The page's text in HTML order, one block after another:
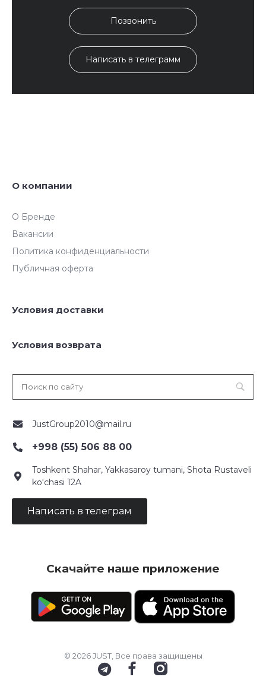
Позвонить
Написать в телеграмм
О компании
О Бренде
Вакансии
Политика конфиденциальности
Публичная оферта
Условия доставки
Условия возврата
JustGroup2010@mail.ru
+998 (55) 506 88 00
Toshkent Shahar, Yakkasaroy tumani, Shota Rustaveli
ko‘chasi 12A
Написать в телеграм
Скачайте наше приложение
© 2026 JUST, Все права защищены